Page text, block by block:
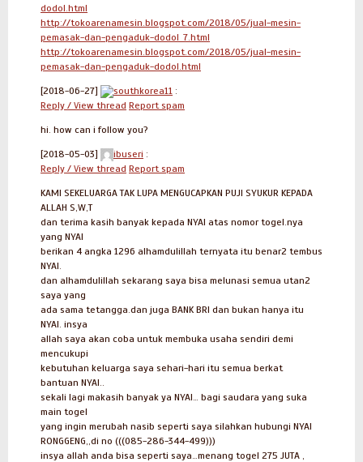
dodol.html
http://tokoarenamesin.blogspot.com/2018/05/jual-mesin-
pemasak-dan-pengaduk-dodol_7.html
http://tokoarenamesin.blogspot.com/2018/05/jual-mesin-
pemasak-dan-pengaduk-dodol.html
[2018-06-27] southkorea11 :
Reply / View thread Report spam
hi. how can i follow you?
[2018-05-03] ibuseri :
Reply / View thread Report spam
KAMI SEKELUARGA TAK LUPA MENGUCAPKAN PUJI SYUKUR KEPADA
ALLAH S,W,T
dan terima kasih banyak kepada NYAI atas nomor togel.nya
yang NYAI
berikan 4 angka 1296 alhamdulillah ternyata itu benar2 tembus
NYAI.
dan alhamdulillah sekarang saya bisa melunasi semua utan2
saya yang
ada sama tetangga.dan juga BANK BRI dan bukan hanya itu
NYAI. insya
allah saya akan coba untuk membuka usaha sendiri demi
mencukupi
kebutuhan keluarga saya sehari-hari itu semua berkat
bantuan NYAI..
sekali lagi makasih banyak ya NYAI… bagi saudara yang suka
main togel
yang ingin merubah nasib seperti saya silahkan hubungi NYAI
RONGGENG,,di no (((085-286-344-499)))
insya allah anda bisa seperti saya…menang togel 275 JUTA ,